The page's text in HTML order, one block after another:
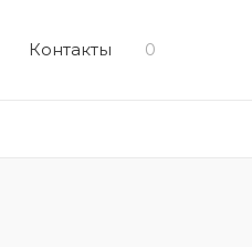
Контакты 0